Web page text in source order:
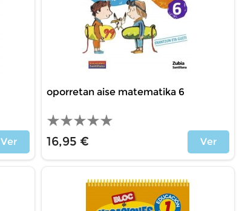
Ver
oporretan aise matematika 6
16,95 € Ver